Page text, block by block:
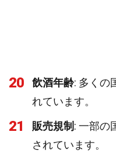
20 飲酒年齢: 多くの
れています。
21 販売規制 : 一部の
されています。